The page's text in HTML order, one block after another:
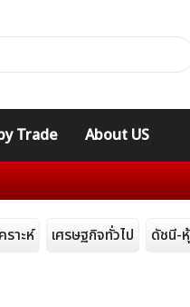
Trade About US
Indicators
ราะห์ เศรษฐกิจทั่วไป ดัชนี-